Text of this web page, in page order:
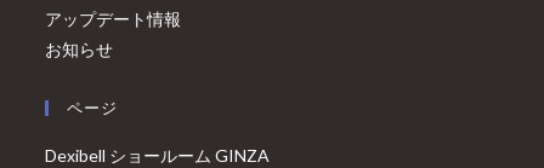
アップデート情報
お知らせ
ページ
Dexibell ショールーム GINZA